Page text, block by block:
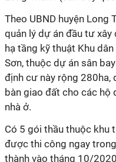
Theo UBND huyện Long
quản lý dự án đầu tư
hạ tầng kỹ thuật Khu
Sơn, thuộc dự án sân
định cư này rộng
bàn giao đất cho các hộ
nhà ở.
Có 5 gói thầu thuộc khu
được thi công ngay
thành vào tháng 10/